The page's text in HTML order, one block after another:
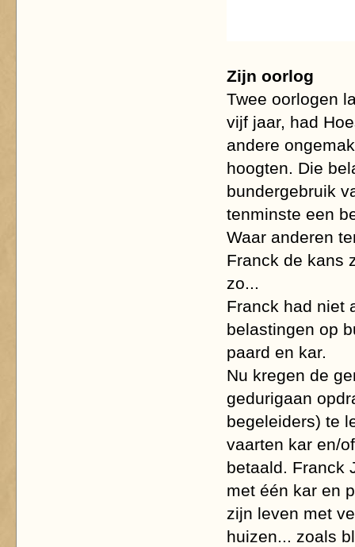
Zijn oorlog
Twee oorlogen
vijf jaar, had
andere
hoogten. Die
bundergebruik
tenminste een
Waar anderen
Franck de kans
zo...
Franck had niet
belastingen op
paard en kar.
Nu kregen de
gedurigaan
begeleiders) te
vaarten kar en/
betaald. Franck
met één kar en
zijn leven met
huizen... zoals